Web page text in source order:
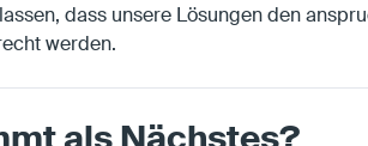
dass unsere Lösungen den
werden.